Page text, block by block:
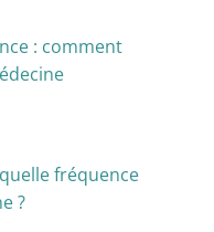
: comment
fréquence
?